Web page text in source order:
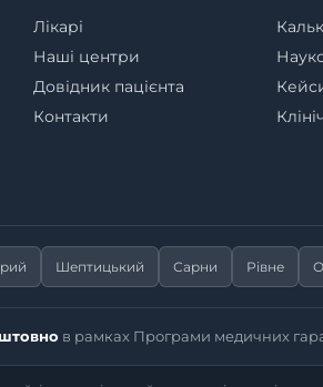
Лікарі
Наші центри
Довідник пацієнта
Контакти
Шептицький Сарни Рівне
в рамках Програми медичних